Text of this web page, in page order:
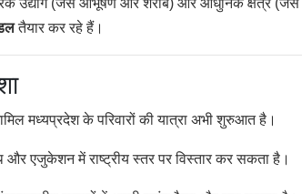
उद्योग (जैसे आभूषण और शराब) और आधुनिक क्षेत्र (जैसे
तैयार कर रहे हैं।
मध्यप्रदेश के परिवारों की यात्रा अभी शुरुआत है।
एजुकेशन में राष्ट्रीय स्तर पर विस्तार कर सकता है।